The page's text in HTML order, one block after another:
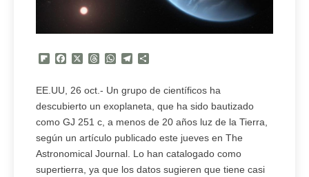
Flipboard
FacebookThreadsWhatsApp
Telegram
EE.UU, 26 oct.- Un grupo de científicos ha
descubierto un exoplaneta, que ha sido bautizado
como GJ 251 c, a menos de 20 años luz de la Tierra,
según un artículo publicado este jueves en The
Astronomical Journal. Lo han catalogado como
supertierra, ya que los datos sugieren que tiene casi